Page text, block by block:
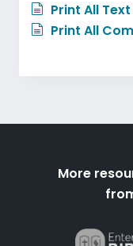
Print All Text
Print All
More